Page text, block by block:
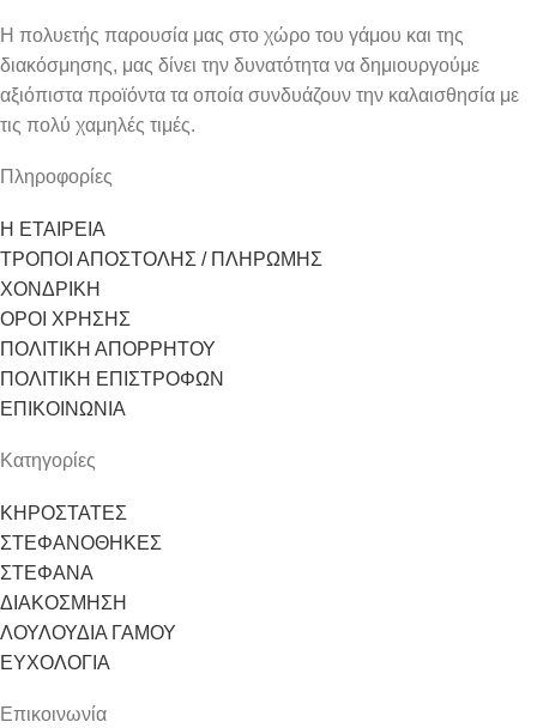
Η πολυετής παρουσία μας στο χώρο του γάμου και της
διακόσμησης, μας δίνει την δυνατότητα να δημιουργούμε
αξιόπιστα προϊόντα τα οποία συνδυάζουν την καλαισθησία με
τις πολύ χαμηλές τιμές.
Πληροφορίες
Η ΕΤΑΙΡΕΙΑ
ΤΡΟΠΟΙ ΑΠΟΣΤΟΛΗΣ / ΠΛΗΡΩΜΗΣ
ΧΟΝΔΡΙΚΗ
ΟΡΟΙ ΧΡΗΣΗΣ
ΠΟΛΙΤΙΚΗ ΑΠΟΡΡΗΤΟΥ
ΠΟΛΙΤΙΚΗ ΕΠΙΣΤΡΟΦΩΝ
ΕΠΙΚΟΙΝΩΝΙΑ
Κατηγορίες
ΚΗΡΟΣΤΑΤΕΣ
ΣΤΕΦΑΝΟΘΗΚΕΣ
ΣΤΕΦΑΝΑ
ΔΙΑΚΟΣΜΗΣΗ
ΛΟΥΛΟΥΔΙΑ ΓΑΜΟΥ
ΕΥΧΟΛΟΓΙΑ
Επικοινωνία